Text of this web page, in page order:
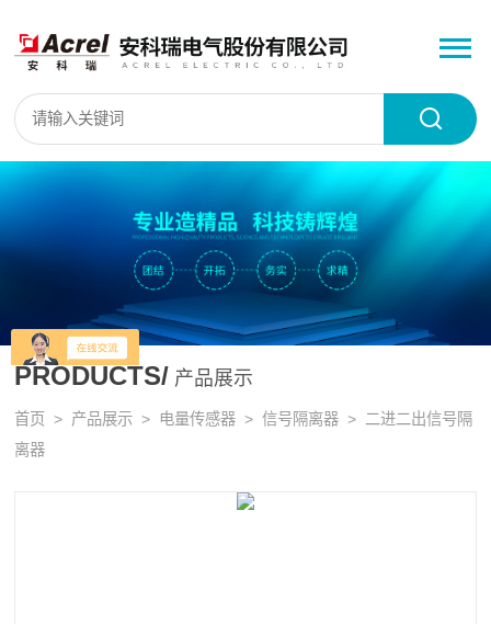
PRODUCTS/ 产品展示
首页 > 产品展示 > 电量传感器 >信号隔离器 > 二进二出信号隔
离器